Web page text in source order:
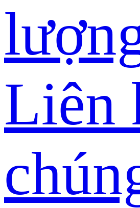
Liên